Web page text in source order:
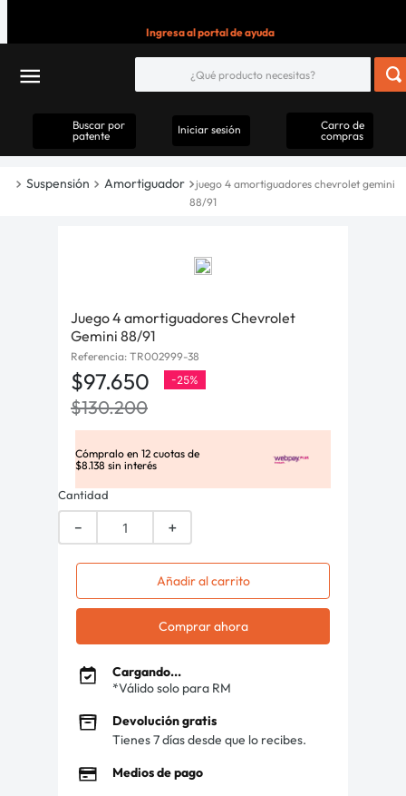
Ingresa al portal de ayuda
Buscar por
patente
Iniciar sesión
Carro de
compras
Suspensión Amortiguador
juego 4 amortiguadores chevrolet gemini
88/91
Juego 4 amortiguadores Chevrolet
Gemini 88/91
Referencia: TR002999-38
$97.650 -25%
$130.200
Cómpralo en 12 cuotas de
$8.138 sin interés
Cantidad
＋
－
Añadir al carrito
Comprar ahora
Cargando...
*Válido solo para RM
Devolución gratis
Tienes 7 días desde que lo recibes.
Medios de pago